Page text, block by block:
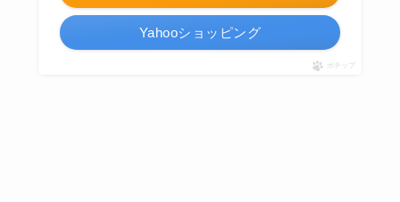
Yahooショッピング
ポチップ